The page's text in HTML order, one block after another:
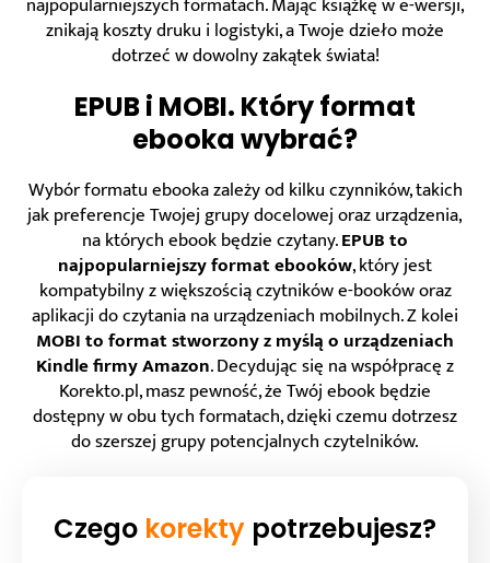
Czego korekty potrzebujesz?
znikają koszty druku i logistyki, a Twoje dzieło może
dotrzeć w dowolny zakątek świata!
EPUB i MOBI. Który format
ebooka wybrać?
Wybór formatu ebooka zależy od kilku czynników, takich
jak preferencje Twojej grupy docelowej oraz urządzenia,
na których ebook będzie czytany.EPUB to
najpopularniejszy format ebooków, który jest
kompatybilny z większością czytników e-booków oraz
aplikacji do czytania na urządzeniach mobilnych. Z kolei
MOBI to format stworzony z myślą o urządzeniach
Kindle firmy Amazon. Decydując się na współpracę z
Korekto.pl, masz pewność, że Twój ebook będzie
dostępny w obu tych formatach, dzięki czemu dotrzesz
do szerszej grupy potencjalnych czytelników.